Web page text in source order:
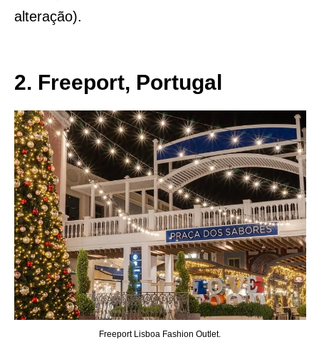
alteração).
2. Freeport, Portugal
Freeport Lisboa Fashion Outlet.